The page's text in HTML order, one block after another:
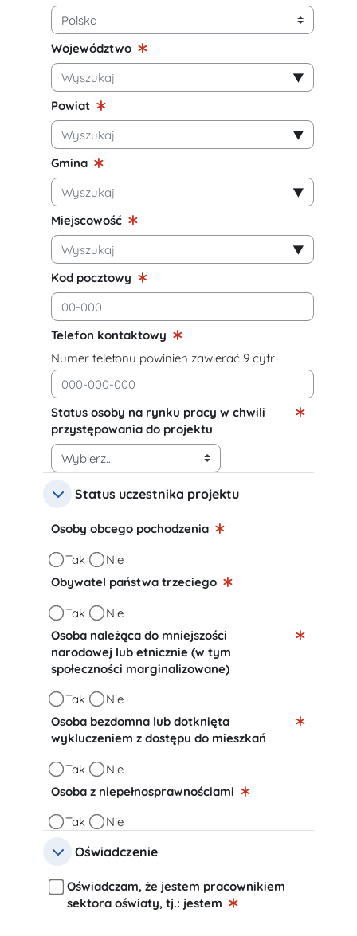
Województwo
Zaznaczone pozycje:
▼
Powiat
Zaznaczone pozycje:
▼
Gmina
Zaznaczone pozycje:
▼
Miejscowość
Zaznaczone pozycje:
▼
Kod pocztowy
Telefon kontaktowy
Numer telefonu powinien zawierać 9 cyfr
Status osoby na rynku pracy w chwili
przystępowania do projektu
Status uczestnika projektu
Status uczestnika projektu
Status uczestnika projektu
Osoby obcego pochodzenia
Osoby obcego pochodzenia
Tak
Nie
Obywatel państwa trzeciego
Obywatel państwa trzeciego
Tak
Nie
Osoba należąca do mniejszości
narodowej lub etnicznie (w tym
społeczności marginalizowane)
Osoba należąca do mniejszości
Tak
Nie
Osoba bezdomna lub dotknięta
wykluczeniem z dostępu do mieszkań
Osoba bezdomna lub dotknięta
Tak
Nie
Osoba z niepełnosprawnościami
Osoba z niepełnosprawnościami
Tak Nie
Oświadczenie
Oświadczenie
Oświadczenie
Oświadczam, że jestem pracownikiem
sektora oświaty, tj.: jestem